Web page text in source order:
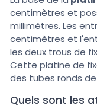
centimètres et
millimètres. Les
centimètres et
les deux trous de
Cette platine de
des tubes ronds
Quels sont les